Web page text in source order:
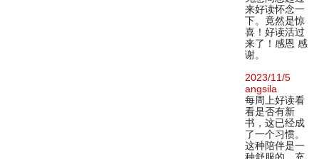
来好读怀念一
下。竟然是惊
喜！好读活过
来了！感恩 感
谢。
2023/11/5
angsila
每周上好读看
看是否有新
书，这已经成
了一个习惯。
这种陪伴是一